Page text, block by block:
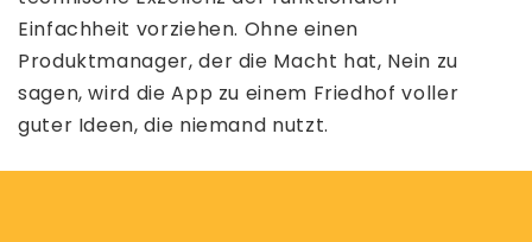
Einfachheit vorziehen. Ohne einen
Produktmanager, der die Macht hat, Nein zu
sagen, wird die App zu einem Friedhof voller
guter Ideen, die niemand nutzt.